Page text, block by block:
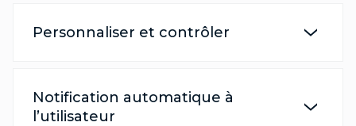
Personnaliser et contrôler
Notification automatique à
l’utilisateur